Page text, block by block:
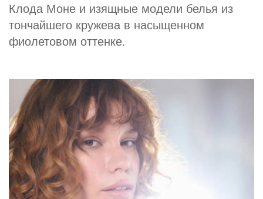
Клода Моне и изящные модели белья из
тончайшего кружева в насыщенном
фиолетовом оттенке.